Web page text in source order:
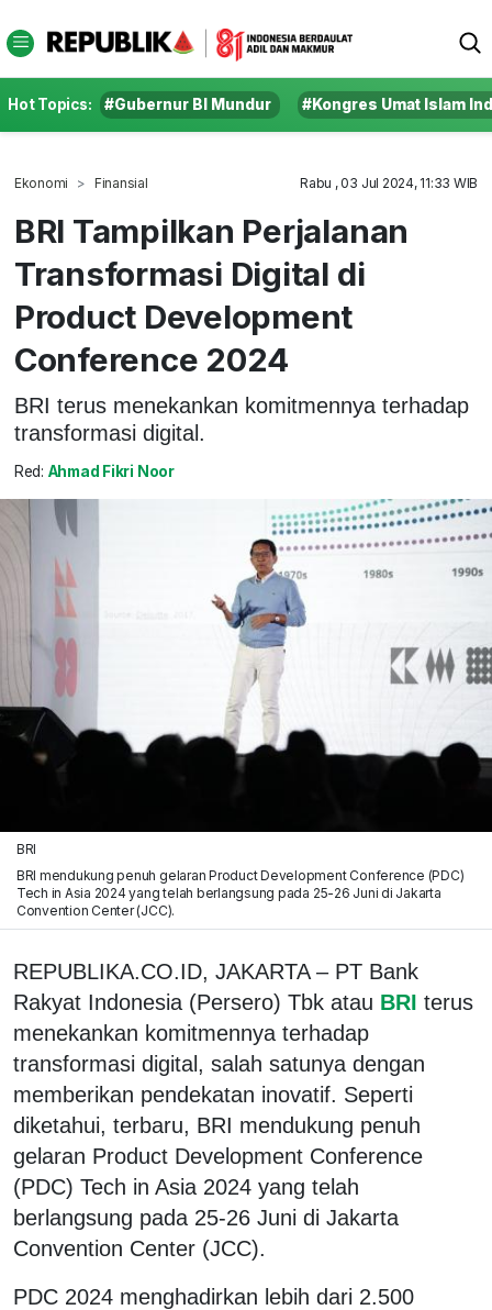
Hot Topics: #Gubernur BI Mundur #Kongres Umat Islam
Ekonomi Finansial Rabu , 03 Jul 2024, 11:33 WIB
BRI Tampilkan Perjalanan
Transformasi Digital di
Product Development
Conference 2024
BRI terus menekankan komitmennya terhadap
transformasi digital.
Red: Ahmad Fikri Noor
BRI
BRI mendukung penuh gelaran Product Development Conference (PDC)
Tech in Asia 2024 yang telah berlangsung pada 25-26 Juni di Jakarta
Convention Center (JCC).
REPUBLIKA.CO.ID, JAKARTA – PT Bank
Rakyat Indonesia (Persero) Tbk atau BRI terus
menekankan komitmennya terhadap
transformasi digital, salah satunya dengan
memberikan pendekatan inovatif. Seperti
diketahui, terbaru, BRI mendukung penuh
gelaran Product Development Conference
(PDC) Tech in Asia 2024 yang telah
berlangsung pada 25-26 Juni di Jakarta
Convention Center (JCC).
PDC 2024 menghadirkan lebih dari 2.500